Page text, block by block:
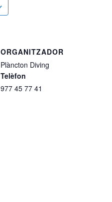
ORGANITZADOR
Plàncton Diving
Telèfon
977 45 77 41